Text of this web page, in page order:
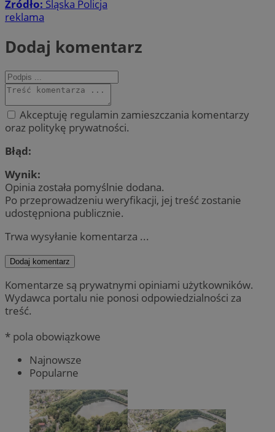
Źródło: Śląska Policja
reklama
Dodaj komentarz
Akceptuję regulamin zamieszczania komentarzy
oraz politykę prywatności.
Błąd:
Wynik:
Opinia została pomyślnie dodana.
Po przeprowadzeniu weryfikacji, jej treść zostanie
udostępniona publicznie.
Trwa wysyłanie komentarza ...
Dodaj komentarz
Komentarze są prywatnymi opiniami użytkowników.
Wydawca portalu nie ponosi odpowiedzialności za
treść.
* pola obowiązkowe
Najnowsze
Popularne